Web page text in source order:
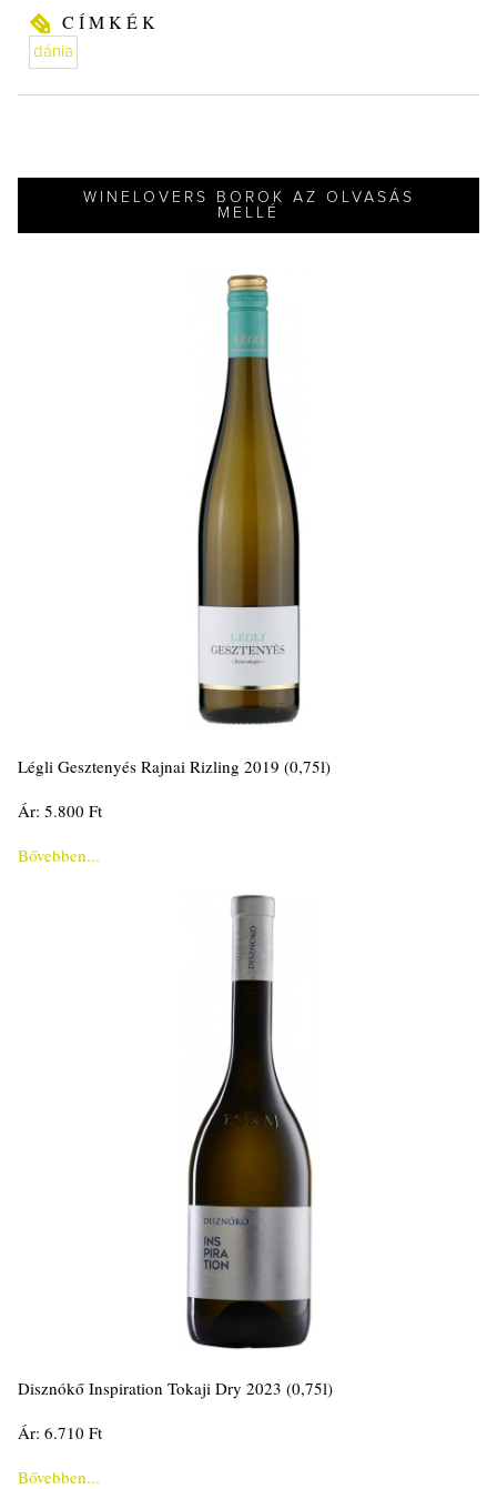
CÍMKÉK
dánia
WINELOVERS BOROK AZ OLVASÁS
MELLÉ
Légli Gesztenyés Rajnai Rizling 2019 (0,75l)
Ár: 5.800 Ft
Bővebben...
Disznókő Inspiration Tokaji Dry 2023 (0,75l)
Ár: 6.710 Ft
Bővebben...